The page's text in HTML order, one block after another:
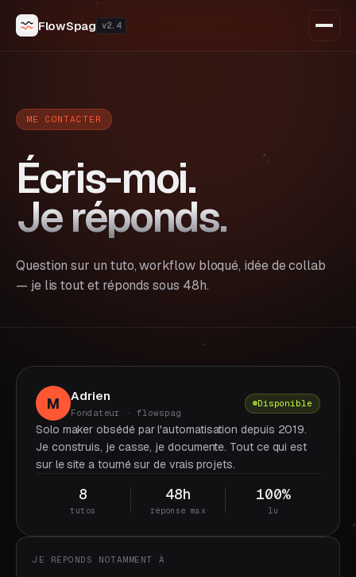
FlowSpag v2.4
Outils
Templates
Contact
ME CONTACTER
Écris-moi.
Je réponds.
Question sur un tuto, workflow bloqué, idée de collab
— je lis tout et réponds sous 48h.
M Adrien
Fondateur · flowspag
Disponible
Solo maker obsédé par l'automatisation depuis 2019.
Je construis, je casse, je documente. Tout ce qui est
sur le site a tourné sur de vrais projets.
8
tutos
48h
réponse max
100%
lu
JE RÉPONDS NOTAMMENT À